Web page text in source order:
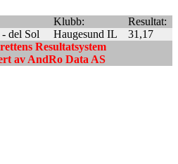
Klubb:
Resultat:
del Sol Haugesund IL
31,17
Resultatsystem
av AndRo Data AS